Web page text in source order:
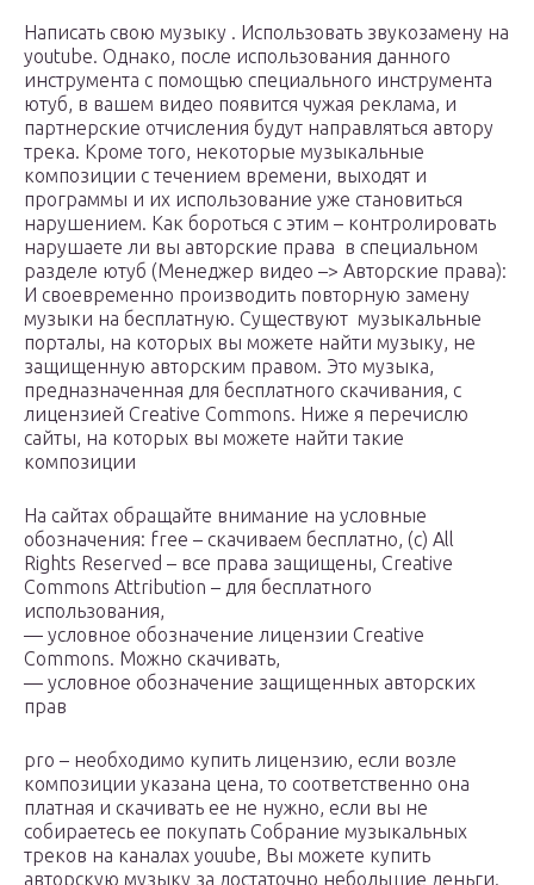
Написать свою музыку . Использовать звукозамену на
youtube. Однако, после использования данного
инструмента с помощью специального инструмента
ютуб, в вашем видео появится чужая реклама, и
партнерские отчисления будут направляться автору
трека. Кроме того, некоторые музыкальные
композиции с течением времени, выходят и
программы и их использование уже становиться
нарушением. Как бороться с этим – контролировать
нарушаете ли вы авторские права в специальном
разделе ютуб (Менеджер видео –> Авторские права):
И своевременно производить повторную замену
музыки на бесплатную. Существуют музыкальные
порталы, на которых вы можете найти музыку, не
защищенную авторским правом. Это музыка,
предназначенная для бесплатного скачивания, с
лицензией Creative Commons. Ниже я перечислю
сайты, на которых вы можете найти такие
композиции
На сайтах обращайте внимание на условные
обозначения: free – скачиваем бесплатно, (c) All
Rights Reserved – все права защищены, Creative
Commons Attribution – для бесплатного
использования,
— условное обозначение лицензии Creative
Commons. Можно скачивать,
— условное обозначение защищенных авторских
прав
pro – необходимо купить лицензию, если возле
композиции указана цена, то соответственно она
платная и скачивать ее не нужно, если вы не
собираетесь ее покупать Собрание музыкальных
треков на каналах youube, Вы можете купить
авторскую музыку за достаточно небольшие деньги.